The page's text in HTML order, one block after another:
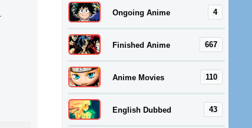
4
Ongoing Anime
667
Finished Anime
110
Anime Movies
43
English Dubbed